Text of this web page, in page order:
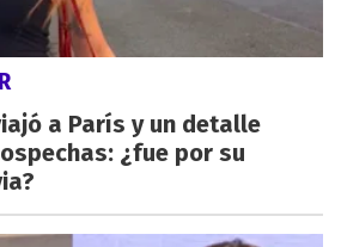
a París y un detalle
¿fue por su